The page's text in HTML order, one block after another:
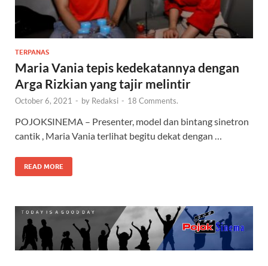
TERPANAS
Maria Vania tepis kedekatannya dengan
Arga Rizkian yang tajir melintir
October 6, 2021 - by Redaksi - 18 Comments.
POJOKSINEMA – Presenter, model dan bintang sinetron
cantik , Maria Vania terlihat begitu dekat dengan …
READ MORE